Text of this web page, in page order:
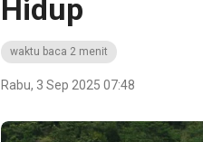
Hidup
waktu baca 2 menit
Rabu, 3 Sep 2025 07:48